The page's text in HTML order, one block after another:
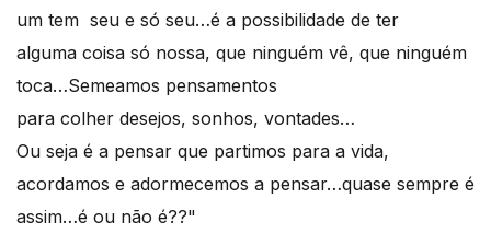
um tem seu e só seu…é a possibilidade de ter
alguma coisa só nossa, que ninguém vê, que ninguém
toca…Semeamos pensamentos
para colher desejos, sonhos, vontades…
Ou seja é a pensar que partimos para a vida,
acordamos e adormecemos a pensar…quase sempre é
assim…é ou não é??"